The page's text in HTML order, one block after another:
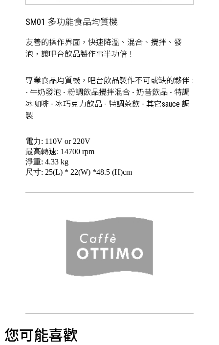
SM01 多功能食品均質機
友善的操作界面，快速降溫、混合、攪拌、發
泡，讓吧台飲品製作事半功倍！
專業食品均質機，吧台飲品製作不可或缺的夥伴 :
- 牛奶發泡 - 粉調飲品攪拌混合 - 奶昔飲品 - 特調
冰咖啡 - 冰巧克力飲品 - 特調茶飲 - 其它sauce 調
製
電力: 110V or 220V
最高轉速: 14700 rpm
淨重: 4.33 kg
尺寸: 25(L) * 22(W) *48.5 (H)cm
您可能喜歡